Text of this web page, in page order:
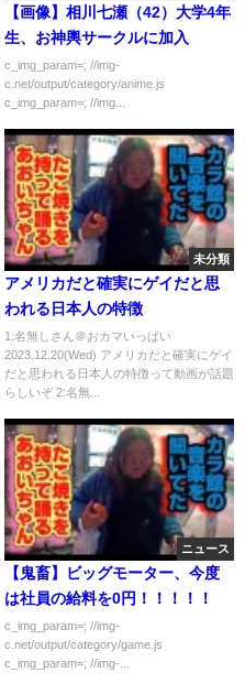
【画像】相川七瀬（42）大学4年
生、お神輿サークルに加入
c_img_param=; //img-
c.net/output/category/anime.js
c_img_param=; //img...
未分類
アメリカだと確実にゲイだと思
われる日本人の特徴
1:名無しさん＠おカマいっぱい
2023.12.20(Wed) アメリカだと確実にゲイ
だと思われる日本人の特徴って動画が話題
らしいぞ 2:名無...
ニュース
【鬼畜】ビッグモーター、今度
は社員の給料を0円！！！！！
c_img_param=; //img-
c.net/output/category/game.js
c_img_param=; //img-...